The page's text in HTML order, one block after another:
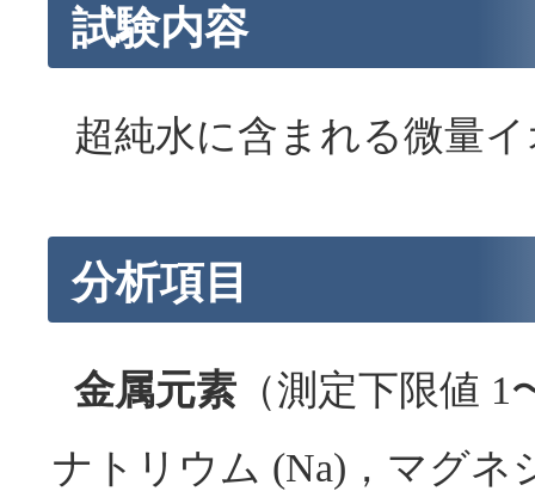
試験内容
超純水に含まれる微量
分析項目
金属元素 （測定下限値
ナトリウム (Na)，マグ